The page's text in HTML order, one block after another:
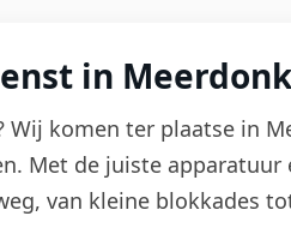
in Meerdonk
Wij komen ter plaatse in
Met de juiste apparatuur
van kleine blokkades